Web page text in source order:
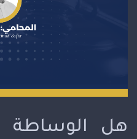
هل الوساطة